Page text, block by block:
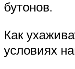
бутонов.
Как
условиях